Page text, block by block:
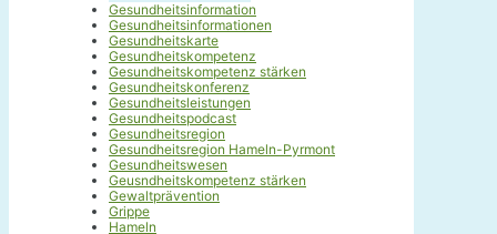
Gesundheitsinformation
Gesundheitsinformationen
Gesundheitskarte
Gesundheitskompetenz
Gesundheitskompetenz stärken
Gesundheitskonferenz
Gesundheitsleistungen
Gesundheitspodcast
Gesundheitsregion
Gesundheitsregion Hameln-Pyrmont
Gesundheitswesen
Geusndheitskompetenz stärken
Gewaltprävention
Grippe
Hameln